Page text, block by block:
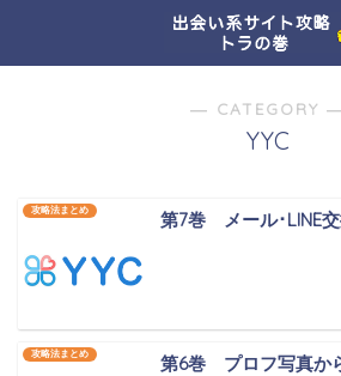
― CATEGORY
YYC
攻略法まとめ 第7巻 メール･LINE
攻略法まとめ 第6巻 プロフ写真か